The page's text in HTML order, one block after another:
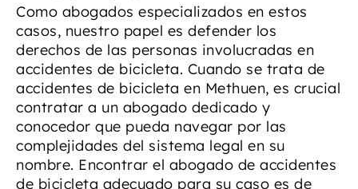
Como abogados especializados en estos
casos, nuestro papel es defender los
derechos de las personas involucradas en
accidentes de bicicleta. Cuando se trata de
accidentes de bicicleta en Methuen, es crucial
contratar a un abogado dedicado y
conocedor que pueda navegar por las
complejidades del sistema legal en su
nombre. Encontrar el abogado de accidentes
de bicicleta adecuado para su caso es de